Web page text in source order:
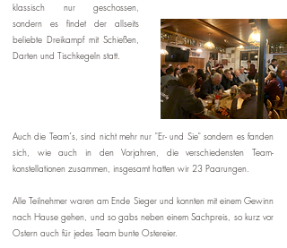
klassisch nur geschossen,
sondern es findet der allseits
beliebte Dreikampf mit Schießen,
Darten und Tischkegeln statt.
Auch die Team´s, sind nicht mehr nur "Er- und Sie" sondern es fanden
sich, wie auch in den Vorjahren, die verschiedensten Team-
konstellationen zusammen, insgesamt hatten wir 23 Paarungen.
Alle Teilnehmer waren am Ende Sieger und konnten mit einem Gewinn
nach Hause gehen, und so gabs neben einem Sachpreis, so kurz vor
Ostern auch für jedes Team bunte Ostereier.